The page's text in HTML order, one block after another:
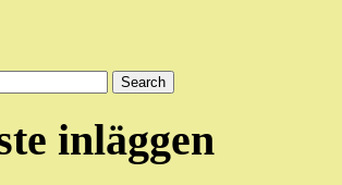
SearchEvents
inläggen